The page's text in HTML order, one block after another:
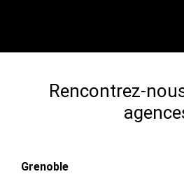
Rencontrez-
Grenoble